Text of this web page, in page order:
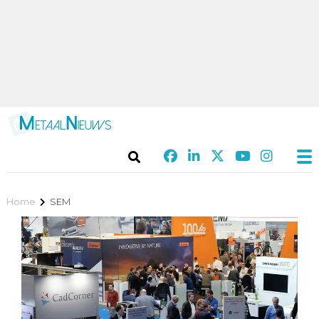
Home SEM